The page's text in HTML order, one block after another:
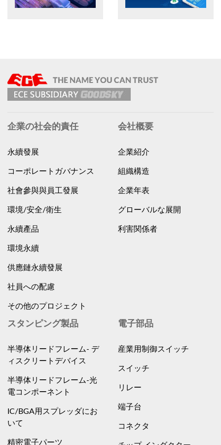
企業の社会的責任
永續發展
コーポレートガバナンス
社會參與與員工發展
環境/安全/衛生
永續產品
環境永續
供應鏈永續發展
社員への配慮
その他のプロジェクト
会社概要
企業紹介
組織構造
企業年表
グローバルな展開
利害関係者
スタンピング製品
半導体リードフレーム- デ
ィスクリートデバイス
半導体リードフレーム-光
電コンポーネント
IC/BGA用スプレッダにお
いて
精密電子パーツ
電子部品
産業用制御スイッチ
スイッチ
リレー
端子台
コネクタ